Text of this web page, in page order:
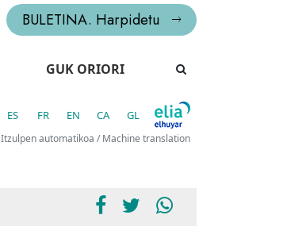
BULETINA. Harpidetu
GUK ORIORI
ES FR EN CA GL
Itzulpen automatikoa / Machine translation